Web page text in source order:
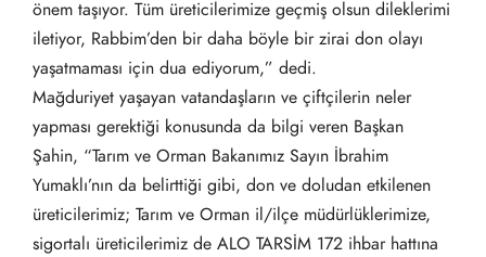
önem taşıyor. Tüm üreticilerimize geçmiş olsun dileklerimi
iletiyor, Rabbim’den bir daha böyle bir zirai don olayı
yaşatmaması için dua ediyorum,” dedi.
Mağduriyet yaşayan vatandaşların ve çiftçilerin neler
yapması gerektiği konusunda da bilgi veren Başkan
Şahin, “Tarım ve Orman Bakanımız Sayın İbrahim
Yumaklı’nın da belirttiği gibi, don ve doludan etkilenen
üreticilerimiz; Tarım ve Orman il/ilçe müdürlüklerimize,
sigortalı üreticilerimiz de ALO TARSİM 172 ihbar hattına